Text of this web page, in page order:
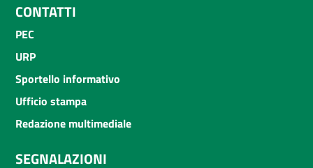
CONTATTI
PEC
URP
Sportello informativo
Ufficio stampa
Redazione multimediale
SEGNALAZIONI